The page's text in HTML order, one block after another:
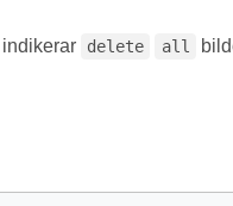
delete all